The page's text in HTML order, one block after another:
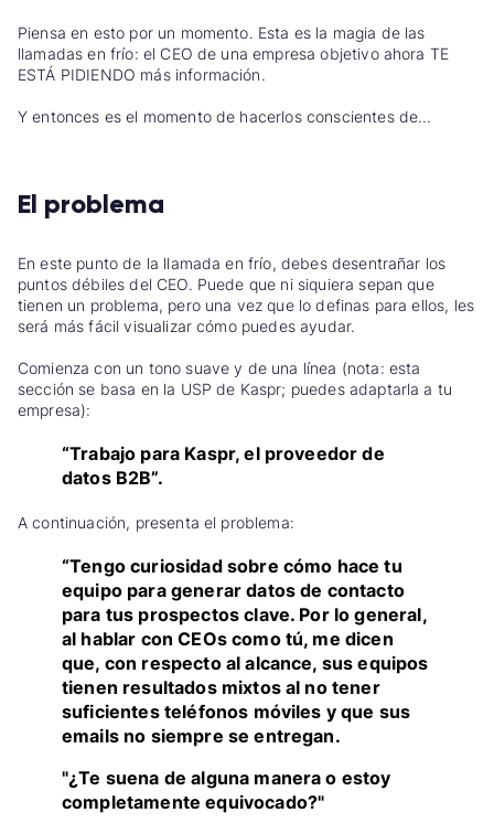
Piensa en esto por un momento. Esta es la magia de las
llamadas en frío: el CEO de una empresa objetivo ahora TE
ESTÁ PIDIENDO más información.
Y entonces es el momento de hacerlos conscientes de...
El problema
En este punto de la llamada en frío, debes desentrañar los
puntos débiles del CEO. Puede que ni siquiera sepan que
tienen un problema, pero una vez que lo definas para ellos, les
será más fácil visualizar cómo puedes ayudar.
Comienza con un tono suave y de una línea (nota: esta
sección se basa en la USP de Kaspr; puedes adaptarla a tu
empresa):
“Trabajo para Kaspr, el proveedor de
datos B2B”.
A continuación, presenta el problema:
“Tengo curiosidad sobre cómo hace tu
equipo para generar datos de contacto
para tus prospectos clave. Por lo general,
al hablar con CEOs como tú, me dicen
que, con respecto al alcance, sus equipos
tienen resultados mixtos al no tener
suficientes teléfonos móviles y que sus
emails no siempre se entregan.
"¿Te suena de alguna manera o estoy
completamente equivocado?"